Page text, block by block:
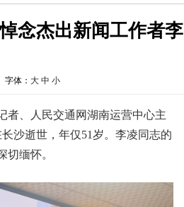
念杰出新闻工作者李
字体： 大 中 小
者、人民交通网湖南运营中心主
沙逝世，年仅51岁。李凌同志的
缅怀。